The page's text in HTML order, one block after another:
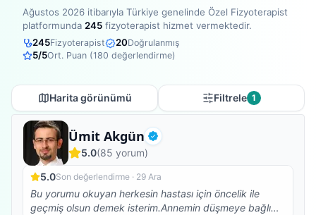
Ağustos 2026 itibarıyla Türkiye genelinde Özel Fizyoterapist
platformunda 245 fizyoterapist hizmet vermektedir.
245Fizyoterapist 20Doğrulanmış
5/5Ort. Puan (180 değerlendirme)
Harita görünümü Filtrele 1
Ümit Akgün Doğrulanmış
Fizyoterapist
5.0(85 yorum)
5.0Son değerlendirme · 29 Ara
Bu yorumu okuyan herkesin hastası için öncelik ile
geçmiş olsun demek isterim.Annemin düşmeye bağlı